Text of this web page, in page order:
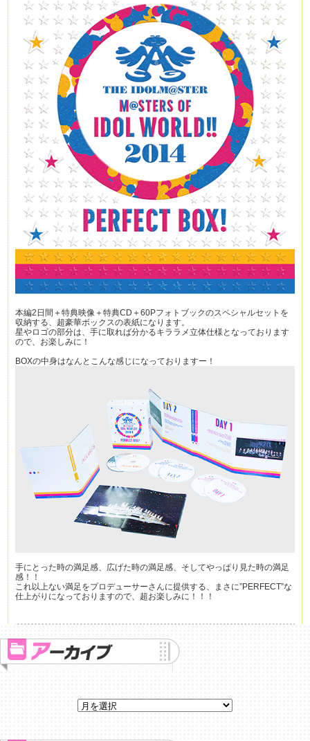
本編2日間＋特典映像＋特典CD＋60Pフォトブックのスペシャルセットを
収納する、超豪華ボックスの表紙になります。
星やロゴの部分は、手に取れば分かるキララメ立体仕様となっております
ので、お楽しみに！
BOXの中身はなんとこんな感じになっておりますー！
手にとった時の満足感、広げた時の満足感、そしてやっぱり見た時の満足
感！！
これ以上ない満足をプロデューサーさんに提供する、まさに”PERFECT”な
仕上がりになっておりますので、超お楽しみに！！！